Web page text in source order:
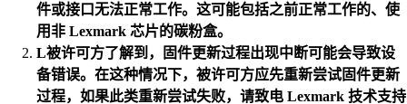
件或接口无法正常工作。这可能包括之前正常工作的、使
用非 Lexmark 芯片的碳粉盒。
L被许可方了解到，固件更新过程出现中断可能会导致设
备错误。在这种情况下，被许可方应先重新尝试固件更新
过程，如果此类重新尝试失败，请致电 Lexmark 技术支持